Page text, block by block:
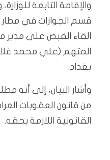
والإقامة التابعة
قسم الجوازات في
القاء القبض على
المتهم (علي محمد
بغداد.
من قانون العقوبات
القانونية اللازمة بحقه.